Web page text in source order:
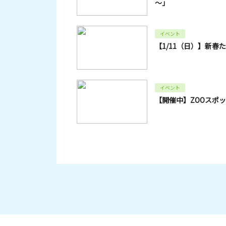
～」
イベント
【1/11（日）】新春
イベント
【開催中】ZOOスポ